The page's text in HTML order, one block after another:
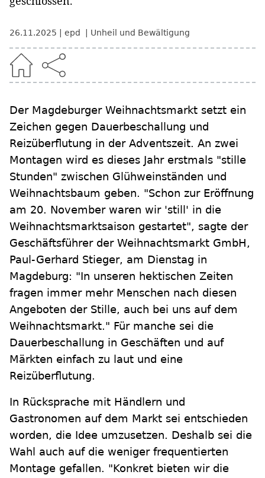
26.11.2025 epd Unheil und Bewältigung
Der Magdeburger Weihnachtsmarkt setzt ein
Zeichen gegen Dauerbeschallung und
Reizüberflutung in der Adventszeit. An zwei
Montagen wird es dieses Jahr erstmals "stille
Stunden" zwischen Glühweinständen und
Weihnachtsbaum geben. "Schon zur Eröffnung
am 20. November waren wir 'still' in die
Weihnachtsmarktsaison gestartet", sagte der
Geschäftsführer der Weihnachtsmarkt GmbH,
Paul-Gerhard Stieger, am Dienstag in
Magdeburg: "In unseren hektischen Zeiten
fragen immer mehr Menschen nach diesen
Angeboten der Stille, auch bei uns auf dem
Weihnachtsmarkt." Für manche sei die
Dauerbeschallung in Geschäften und auf
Märkten einfach zu laut und eine
Reizüberflutung.
In Rücksprache mit Händlern und
Gastronomen auf dem Markt sei entschieden
worden, die Idee umzusetzen. Deshalb sei die
Wahl auch auf die weniger frequentierten
Montage gefallen. "Konkret bieten wir die